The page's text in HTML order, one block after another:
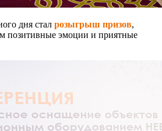
дня стал розыгрыш призов,
позитивные эмоции и приятные